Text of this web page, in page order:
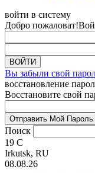
войти в систему
Добро пожаловат!
Вы забыли свой
восстановление
Восстановите свой
Поиск
19 C
Irkutsk, RU
08.08.26